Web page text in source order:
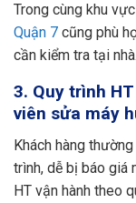
Trong cùng khu
Quận 7 cũng phù
cần kiểm tra tại nhà.
3. Quy trình
viên sửa máy
Khách hàng
trình, dễ bị báo giá
HT vận hành theo